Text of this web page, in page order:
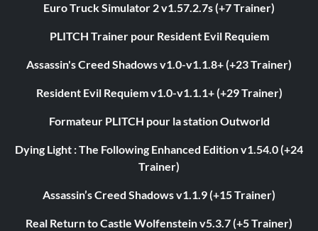
Euro Truck Simulator 2 v1.57.2.7s (+7 Trainer)
PLITCH Trainer pour Resident Evil Requiem
Assassin's Creed Shadows v1.0-v1.1.8+ (+23 Trainer)
Resident Evil Requiem v1.0-v1.1.1+ (+29 Trainer)
Formateur PLITCH pour la station Outworld
Dying Light : The Following Enhanced Edition v1.54.0 (+24
Trainer)
Assassin’s Creed Shadows v1.1.9 (+15 Trainer)
Real Return to Castle Wolfenstein v5.3.7 (+5 Trainer)